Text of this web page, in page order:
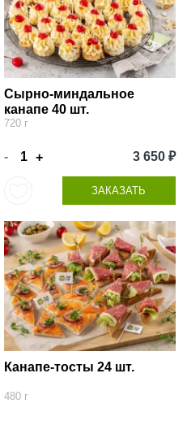
Сырно-миндальное
канапе 40 шт.
720 г
- + 3 650 ₽
ЗАКАЗАТЬ
Канапе-тосты 24 шт.
480 г